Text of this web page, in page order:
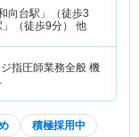
向台駅」（徒歩3
（徒歩9分） 他
指圧師業務全般 機
積極採用中